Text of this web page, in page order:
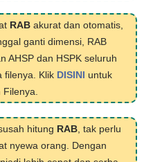
RAB akurat dan otomatis,
ganti dimensi, RAB
AHSP dan HSPK seluruh
filenya. Klik DISINI untuk
hitung RAB , tak perlu
nyewa orang. Dengan